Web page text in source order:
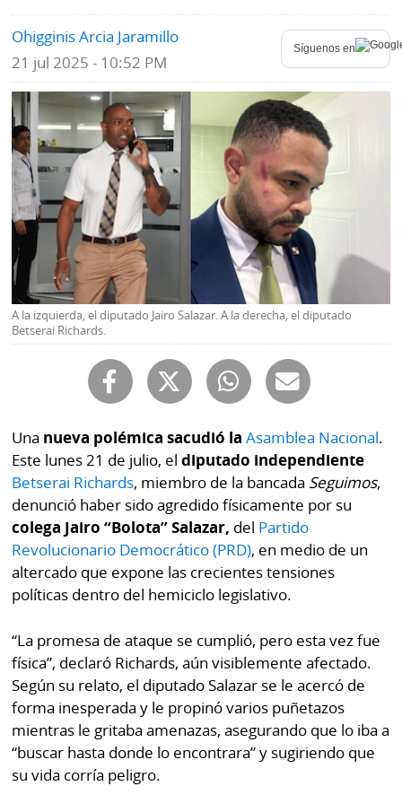
Deportes
Tecnología
Ponle
Firma
Blogs
Fotografías
Videos
Fe
de
erratas
Historias
SERVICIOS
E-
Buscador
Comunicados
Catálogos
Lotería
Kiosko
digital
Contenido
de
marcas
Temas
Autores
Notas
al
lector
prácticas
OTROS
SITIOS
Metro Mi
Ohigginis Arcia Jaramillo
21 jul 2025 - 10:52 PM
Síguenos en
A la izquierda, el diputado Jairo Salazar. A la derecha, el diputado
Betserai Richards.
Una nueva polémica sacudió laAsamblea Nacional.
Este lunes 21 de julio, el diputado independiente
Betserai Richards, miembro de la bancada Seguimos,
denunció haber sido agredido físicamente por su
colega Jairo “Bolota” Salazar, del Partido
Revolucionario Democrático (PRD), en medio de un
altercado que expone las crecientes tensiones
políticas dentro del hemiciclo legislativo.
“La promesa de ataque se cumplió, pero esta vez fue
física”, declaró Richards, aún visiblemente afectado.
Según su relato, el diputado Salazar se le acercó de
forma inesperada y le propinó varios puñetazos
mientras le gritaba amenazas, asegurando que lo iba a
“buscar hasta donde lo encontrara” y sugiriendo que
su vida corría peligro.